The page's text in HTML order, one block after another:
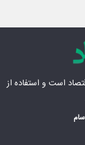
است و استفاده از